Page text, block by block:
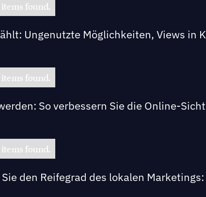
found.
Ungenutzte Möglichkeiten, Views in
found.
So verbessern Sie die Online-
found.
Sie den Reifegrad des lokalen